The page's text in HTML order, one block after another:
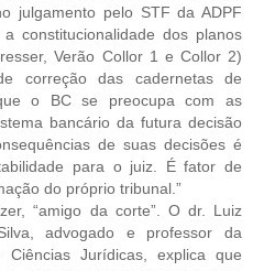
julgamento pelo STF da ADPF
constitucionalidade dos planos
Verão Collor 1 e Collor 2)
correção das cadernetas de
o BC se preocupa com as
bancário da futura decisão
de suas decisões é
para o juiz. É fator de
do próprio tribunal.”
“amigo da corte”. O dr. Luiz
advogado e professor da
Ciências Jurídicas, explica que